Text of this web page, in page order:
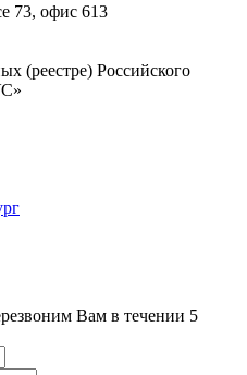
73, офис 613
(реестре) Российского
Вам в течении 5